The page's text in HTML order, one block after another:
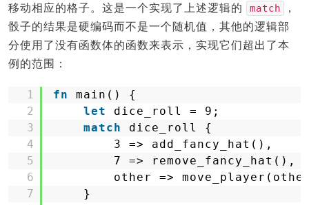
移动相应的格子。这是一个实现了上述逻辑的
match
，
骰子的结果是硬编码而不是一个随机值，其他的逻辑部
分使用了没有函数体的函数来表示，实现它们超出了本
例的范围：
1
2
3
4
5
6
7
fn
main() {
let
dice_roll = 9;
match
dice_roll {
3 => add_fancy_hat(),
7 => remove_fancy_hat(),
other =>
}